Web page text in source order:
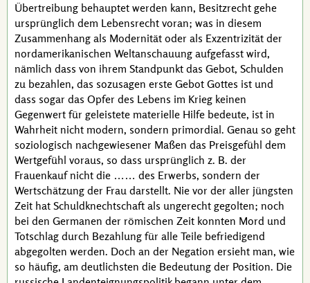
Übertreibung behauptet werden kann, Besitzrecht gehe
ursprünglich dem Lebensrecht voran; was in diesem
Zusammenhang als Modernität oder als Exzentrizität der
nordamerikanischen Weltanschauung aufgefasst wird,
nämlich dass von ihrem Standpunkt das Gebot, Schulden
zu bezahlen, das sozusagen erste Gebot Gottes ist und
dass sogar das Opfer des Lebens im Krieg keinen
Gegenwert für geleistete materielle Hilfe bedeute, ist in
Wahrheit nicht modern, sondern primordial. Genau so geht
soziologisch nachgewiesener Maßen das Preisgefühl dem
Wertgefühl voraus, so dass ursprünglich z. B. der
Frauenkauf nicht die …… des Erwerbs, sondern der
Wertschätzung der Frau darstellt. Nie vor der aller jüngsten
Zeit hat Schuldknechtschaft als ungerecht gegolten; noch
bei den Germanen der römischen Zeit konnten Mord und
Totschlag durch Bezahlung für alle Teile befriedigend
abgegolten werden. Doch an der Negation ersieht man, wie
so häufig, am deutlichsten die Bedeutung der Position. Die